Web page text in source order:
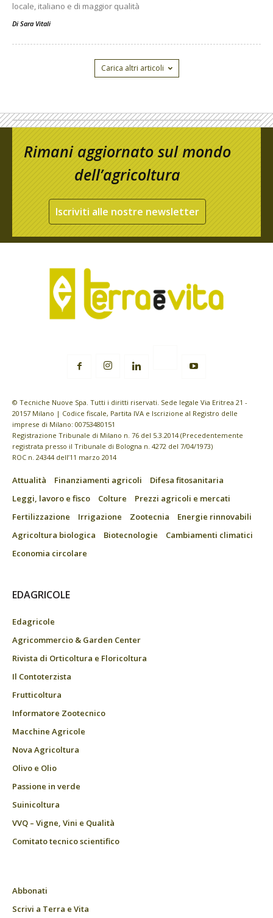
locale, italiano e di maggior qualità
Di Sara Vitali
Carica altri articoli
Rimani aggiornato sul mondo
dell’agricoltura
Iscriviti alle nostre newsletter
© Tecniche Nuove Spa. Tutti i diritti riservati. Sede legale Via Eritrea 21 -
20157 Milano | Codice fiscale, Partita IVA e Iscrizione al Registro delle
imprese di Milano: 00753480151
Registrazione Tribunale di Milano n. 76 del 5.3.2014 (Precedentemente
registrata presso il Tribunale di Bologna n. 4272 del 7/04/1973)
ROC n. 24344 dell’11 marzo 2014
Attualità Finanziamenti agricoli
Difesa fitosanitaria
Leggi, lavoro e fisco
Colture
Prezzi agricoli e mercati
Fertilizzazione
Irrigazione Zootecnia
Energie rinnovabili
Agricoltura biologica
Biotecnologie
Cambiamenti climatici
Economia circolare
EDAGRICOLE
Edagricole
Agricommercio & Garden Center
Rivista di Orticoltura e Floricoltura
Il Contoterzista
Frutticoltura
Informatore Zootecnico
Macchine Agricole
Nova Agricoltura
Olivo e Olio
Passione in verde
Suinicoltura
VVQ – Vigne, Vini e Qualità
Comitato tecnico scientifico
Abbonati
Scrivi a Terra e Vita